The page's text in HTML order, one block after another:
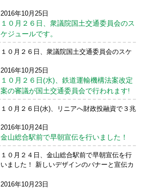
Ｒ東海・リニアへ財政投融資３兆円投入のた
めの仕組みをつくる法案（鉄道運輸機構法改
定案）の質疑、反対討論を行いました。 実
質審議は、この日が初めて。 安全性、採算
性、技術面、自然 ...続きを読む →
2016年10月25日
１０月２６日、衆議院国土交通委員会のス
ケジュールです。
１０月２６日、衆議院国土交通委員会のスケ
で３兆円の公的資金投入のための法案(鉄道運
輸機構法案改定案)の審議です。
2016年10月25日
１０月２６日(水)、鉄道運輸機構法案改定
案の審議が国土交通委員会で行われます!
１０月２６日(水)、リニアへ財政投融資で３兆
法案改定案)の審議が国土交通委員会で行われ
ます!是非とも監視的国会傍聴や応援をお願い
いたしますm(__)m ◆９：３０～１１：２
５ 参 ...続きを読む →
2016年10月24日
金山総合駅前で早朝宣伝を行いました！
１０月２４日、金山総合駅前で早朝宣伝を行
いました！ 新しいデザインのバナーと宣伝カ
さみ名古屋市議、すやま初美わかもの雇用対
2016年10月23日